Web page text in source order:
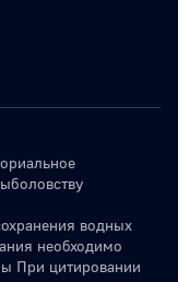
водных
необходимо
При цитировании